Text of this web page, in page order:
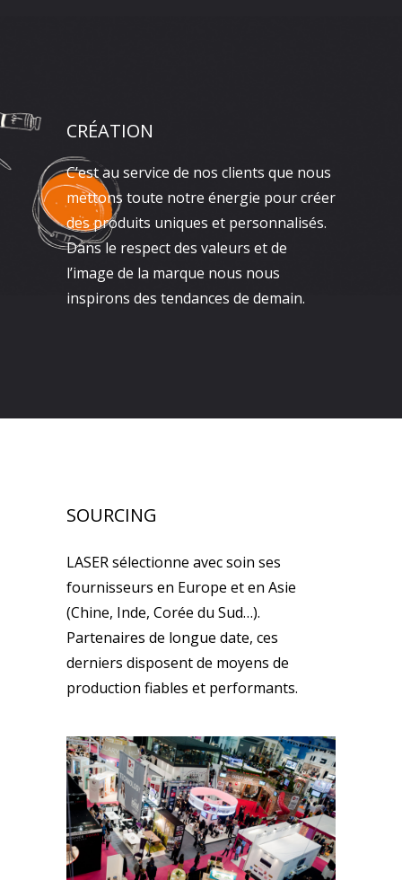
CRÉATION
C’est au service de nos clients que nous
mettons toute notre énergie pour créer
des produits uniques et personnalisés.
Dans le respect des valeurs et de
l’image de la marque nous nous
inspirons des tendances de demain.
SOURCING
LASER sélectionne avec soin ses
fournisseurs en Europe et en Asie
(Chine, Inde, Corée du Sud…).
Partenaires de longue date, ces
derniers disposent de moyens de
production fiables et performants.